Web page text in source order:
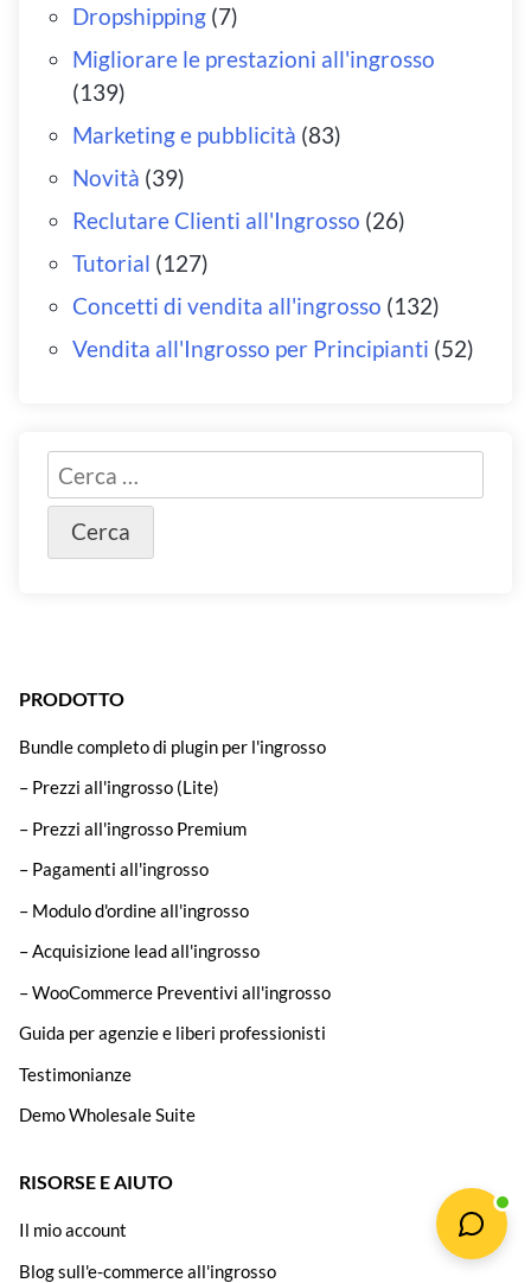
Dropshipping(7)
Migliorare le prestazioni all'ingrosso
(139)
Marketing e pubblicità (83)
Novità (39)
Reclutare Clienti all'Ingrosso (26)
Tutorial (127)
Concetti di vendita all'ingrosso (132)
Vendita all'Ingrosso per Principianti (52)
PRODOTTO
Bundle completo di plugin per l'ingrosso
– Prezzi all'ingrosso (Lite)
– Prezzi all'ingrosso Premium
– Pagamenti all'ingrosso
– Modulo d'ordine all'ingrosso
– Acquisizione lead all'ingrosso
– WooCommerce Preventivi all'ingrosso
Guida per agenzie e liberi professionisti
Testimonianze
Demo Wholesale Suite
RISORSE E AIUTO
Il mio account
Blog sull'e-commerce all'ingrosso